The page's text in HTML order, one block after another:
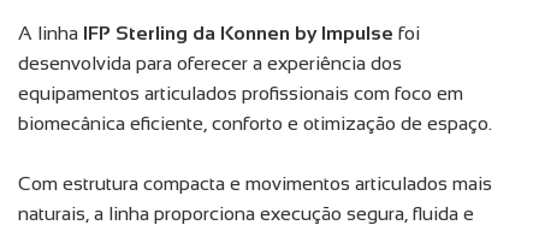
A linha IFP Sterling da Konnen by Impulse foi
desenvolvida para oferecer a experiência dos
equipamentos articulados profissionais com foco em
biomecânica eficiente, conforto e otimização de espaço.
Com estrutura compacta e movimentos articulados mais
naturais, a linha proporciona execução segura, fluida e